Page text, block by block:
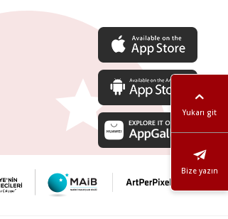
Yukarı git
Bize yazın